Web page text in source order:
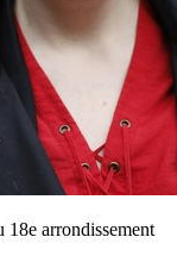
18e arrondissement